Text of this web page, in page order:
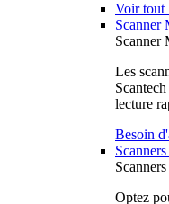
Voir tout
Scanner
Scanner
Les
lecture
Besoin
Optez